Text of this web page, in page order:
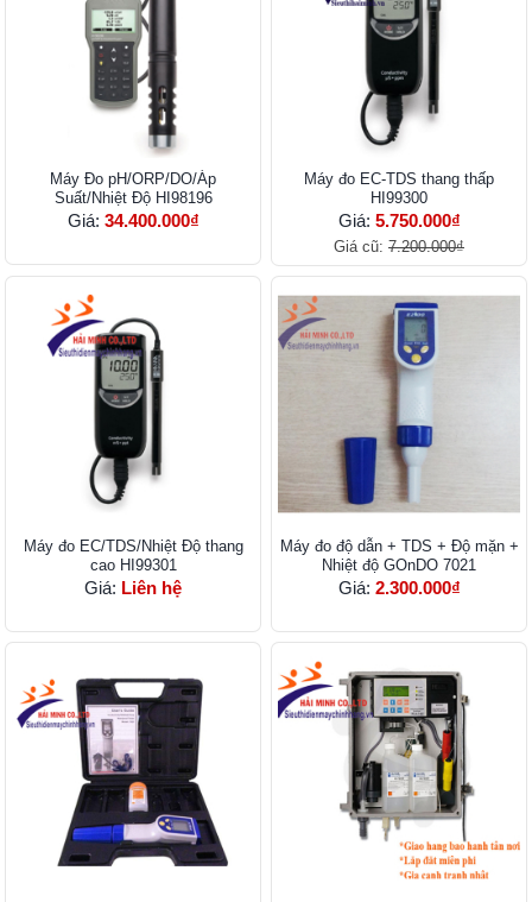
Máy Đo pH/ORP/DO/Áp
Suất/Nhiệt Độ HI98196
Giá: 34.400.000₫
Máy đo EC-TDS thang thấp
HI99300
Giá: 5.750.000₫
Giá cũ: 7.200.000₫
Máy đo EC/TDS/Nhiệt Độ thang
cao HI99301
Giá: Liên hệ
Máy đo độ dẫn + TDS + Độ mặn +
Nhiệt độ GOnDO 7021
Giá: 2.300.000₫